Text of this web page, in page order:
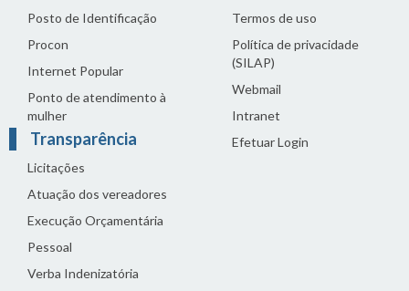
Posto de Identificação
Procon
Internet Popular
Ponto de atendimento à
mulher
Transparência
Licitações
Atuação dos vereadores
Execução Orçamentária
Pessoal
Verba Indenizatória
Termos de uso
Política de privacidade
(SILAP)
Webmail
Intranet
Efetuar Login